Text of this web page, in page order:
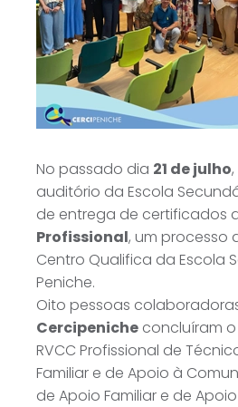
No passado dia 21 de julho
auditório da Escola
de entrega de certificados
Profissional, um processo
Centro Qualifica da Escola
Peniche.
Oito pessoas
Cercipeniche concluíram
RVCC Profissional de
Familiar e de Apoio à
de Apoio Familiar e de